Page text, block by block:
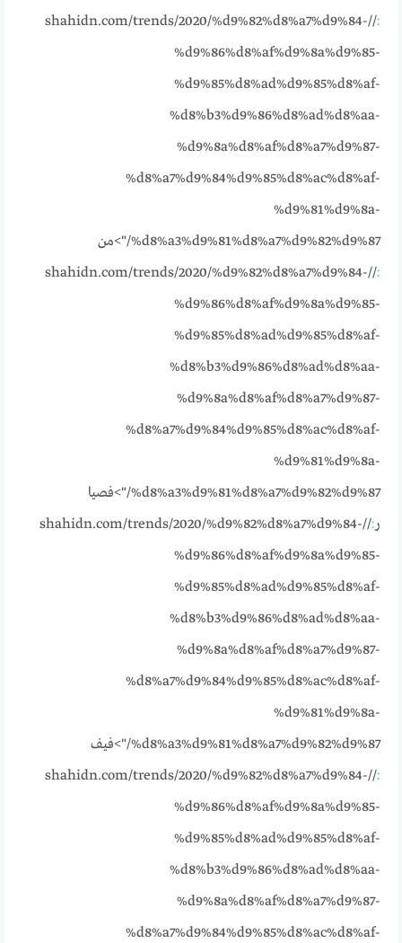
:
//shahidn.com/trends/2020/%d9%82%d8%a7%d9%84-
%d9%86%d8%af%d9%8a%d9%85-
%d9%85%d8%ad%d9%85%d8%af-
%d8%b3%d9%86%d8%ad%d8%aa-
%d9%8a%d8%af%d8%a7%d9%87-
%d8%a7%d9%84%d9%85%d8%ac%d8%af-
%d9%81%d9%8a-
%d8%a3%d9%81%d8%a7%d9%82%d9%87/">من
:
//shahidn.com/trends/2020/%d9%82%d8%a7%d9%84-
%d9%86%d8%af%d9%8a%d9%85-
%d9%85%d8%ad%d9%85%d8%af-
%d8%b3%d9%86%d8%ad%d8%aa-
%d9%8a%d8%af%d8%a7%d9%87-
%d8%a7%d9%84%d9%85%d8%ac%d8%af-
%d9%81%d9%8a-
%d8%a3%d9%81%d8%a7%d9%82%d9%87/">فصيا
ر:
//shahidn.com/trends/2020/%d9%82%d8%a7%d9%84-
%d9%86%d8%af%d9%8a%d9%85-
%d9%85%d8%ad%d9%85%d8%af-
%d8%b3%d9%86%d8%ad%d8%aa-
%d9%8a%d8%af%d8%a7%d9%87-
%d8%a7%d9%84%d9%85%d8%ac%d8%af-
%d9%81%d9%8a-
%d8%a3%d9%81%d8%a7%d9%82%d9%87/">فيف
:
//shahidn.com/trends/2020/%d9%82%d8%a7%d9%84-
%d9%86%d8%af%d9%8a%d9%85-
%d9%85%d8%ad%d9%85%d8%af-
%d8%b3%d9%86%d8%ad%d8%aa-
%d9%8a%d8%af%d8%a7%d9%87-
%d8%a7%d9%84%d9%85%d8%ac%d8%af-